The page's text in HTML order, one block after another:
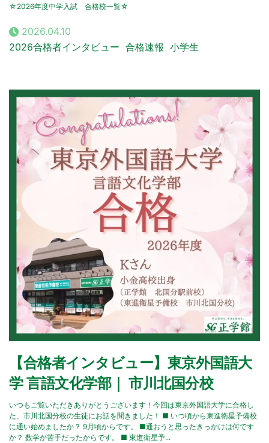
☆2026年度中学入試 合格校一覧☆
2026.04.10
2026合格者インタビュー 合格速報 小学生
【合格者インタビュー】東京外国語大
学 言語文化学部｜ 市川北国分校
いつもご覧いただきありがとうございます！今回は東京外国語大学に合格し
た、市川北国分校の生徒にお話を聞きました！ ■ いつ頃から東進衛星予備校
に通い始めましたか？ 9月頃からです。 ■通おうと思ったきっかけは何です
か？ 数学が苦手だったからです。 ■ 東進衛星予...